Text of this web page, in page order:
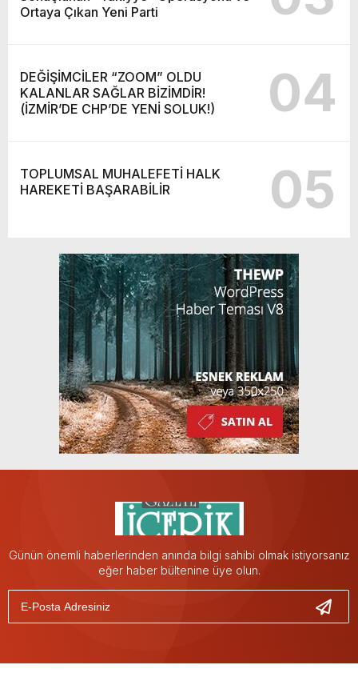
Ortaya Çıkan Yeni Parti
DEĞİŞİMCİLER “ZOOM” OLDU
KALANLAR SAĞLAR BİZİMDİR!
(İZMİR’DE CHP’DE YENİ SOLUK!)
04
TOPLUMSAL MUHALEFETİ HALK
HAREKETİ BAŞARABİLİR
05
Günün önemli haberlerinden anında bilgi sahibi olmak istiyorsanız
eğer haber bültenine üye olun.